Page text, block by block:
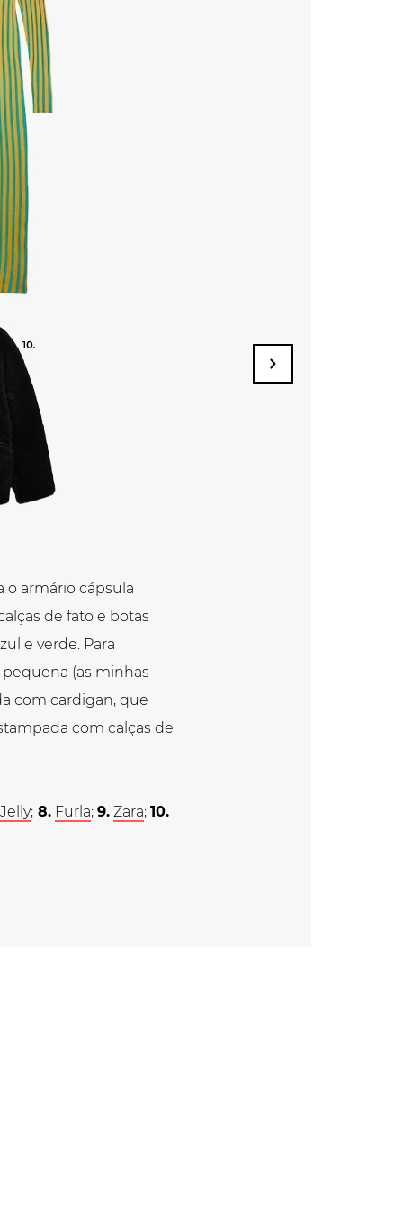
o armário cápsula
de fato e botas
e verde. Para
(as minhas
com cardigan, que
com calças de
;8. Furla; 9. Zara; 10.